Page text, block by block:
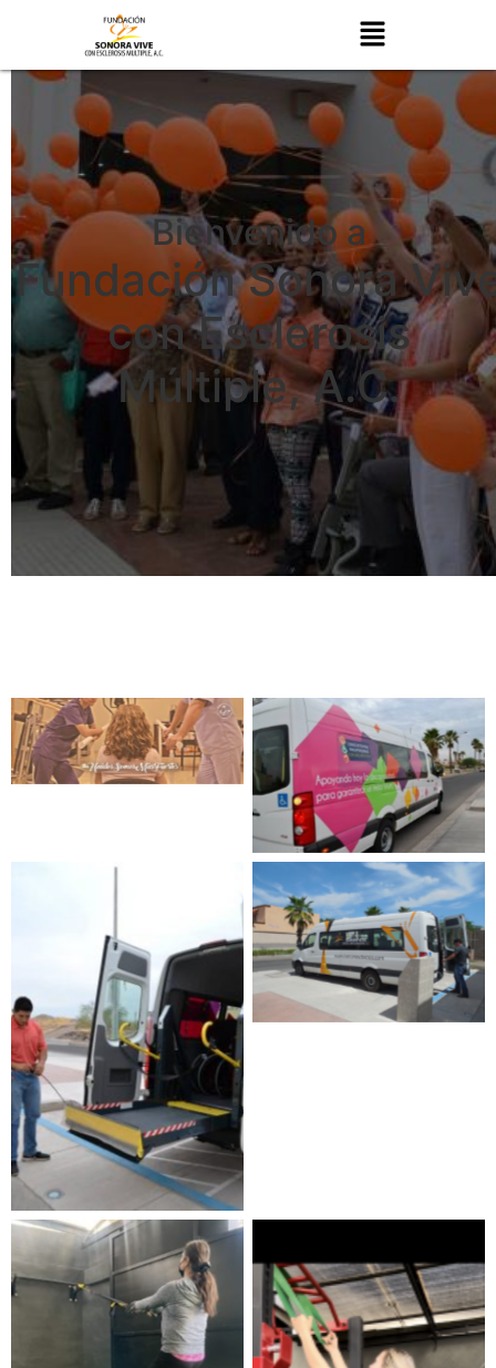
Bienvenido a
Fundación Sonora
con Esclerosis
Múltiple, A.C.